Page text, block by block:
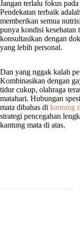
Jangan terlalu fokus
Pendekatan terbaik
memberikan semua
punya kondisi kesehatan
konsultasikan dengan
yang lebih personal.
Dan yang nggak kalah
Kombinasikan dengan
tidur cukup, olahraga
matahari. Hubungan
mata dibahas di kantung
strategi pencegahan
kantung mata di atas.